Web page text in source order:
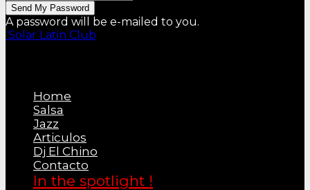
A password will be e-mailed to you.
Solar Latin Club
Home
Salsa
Jazz
Articulos
Dj El Chino
Contacto
In the spotlight !